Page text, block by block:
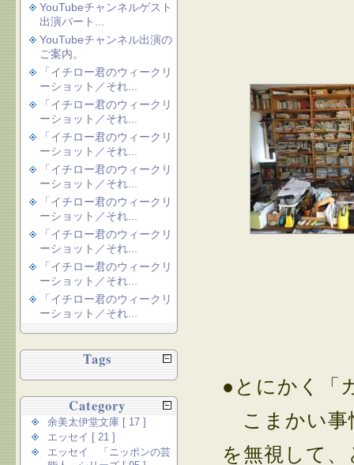
●とにかく「
こまかい事
を無視して
YouTubeチャンネルゲスト
出演パート...
YouTubeチャンネル出演の
ご案内。
「イチロー君のウィークリ
ーショット／それ...
「イチロー君のウィークリ
ーショット／それ...
「イチロー君のウィークリ
ーショット／それ...
「イチロー君のウィークリ
ーショット／それ...
「イチロー君のウィークリ
ーショット／それ...
「イチロー君のウィークリ
ーショット／それ...
「イチロー君のウィークリ
ーショット／それ...
「イチロー君のウィークリ
ーショット／それ...
Tags
Category
余美太伊堂文庫 [ 17 ]
エッセイ [ 21 ]
エッセイ 「ニッポンの芸